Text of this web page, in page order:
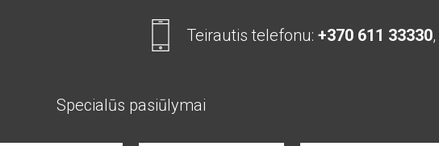
Teirautis telefonu: +370 611 33330,
Specialūs pasiūlymai